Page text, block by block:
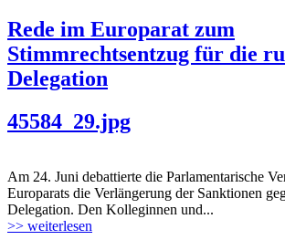
Rede im Europarat zum
Stimmrechtsentzug für die
Delegation
45584_29.jpg
Am 24. Juni debattierte die Parlamentarische
Europarats die Verlängerung der Sanktionen
Delegation. Den Kolleginnen und...
>> weiterlesen